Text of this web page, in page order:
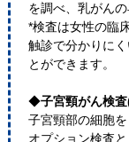
を調べ、乳がん
*検査は女性の
触診で分かりに
とができます。
◆子宮頸がん検
子宮頸部の細胞
オプション検査